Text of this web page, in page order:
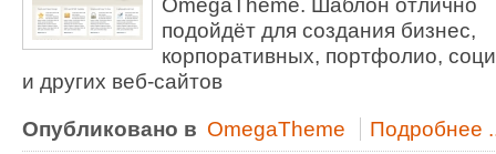
OmegaTheme. Шаблон отлично
подойдёт для создания бизнес,
корпоративных, портфолио,
и других веб-сайтов
Опубликовано в OmegaTheme Подробнее